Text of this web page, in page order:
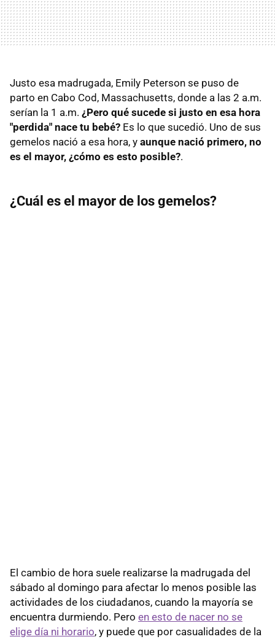
Justo esa madrugada, Emily Peterson se puso de
parto en Cabo Cod, Massachusetts, donde a las 2 a.m.
serían la 1 a.m. ¿Pero qué sucede si justo en esa hora
"perdida" nace tu bebé? Es lo que sucedió. Uno de sus
gemelos nació a esa hora, y aunque nació primero, no
es el mayor, ¿cómo es esto posible?.
¿Cuál es el mayor de los gemelos?
El cambio de hora suele realizarse la madrugada del
sábado al domingo para afectar lo menos posible las
actividades de los ciudadanos, cuando la mayoría se
encuentra durmiendo. Pero en esto de nacer no se
elige día ni horario, y puede que por casualidades de la